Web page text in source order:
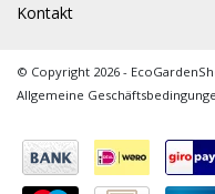
Kontakt
© Copyright 2026 -
Allgemeine